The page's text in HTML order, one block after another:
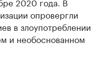
опровергли
в злоупотреблении
и необоснованном